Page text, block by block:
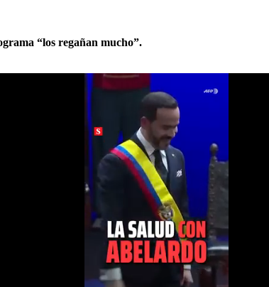
“los regañan mucho”.